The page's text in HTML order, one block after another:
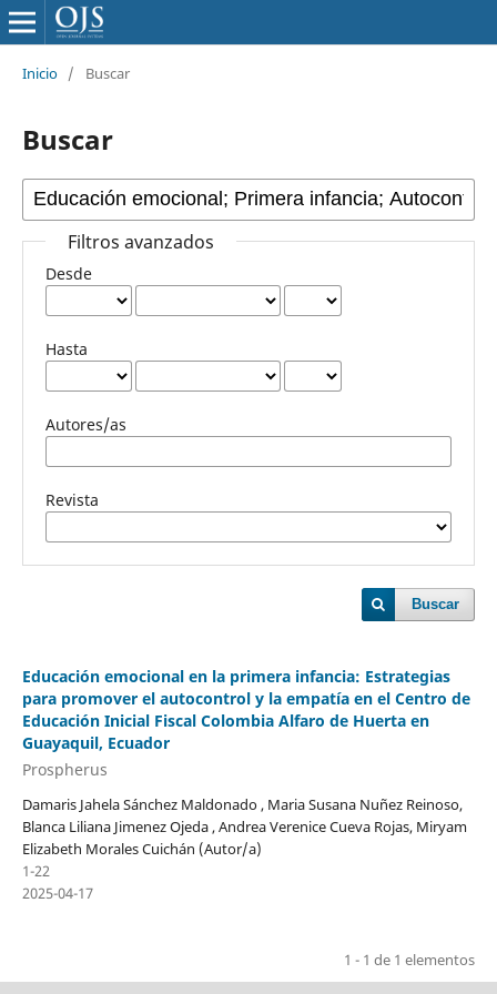
Inicio / Buscar
Buscar
Filtros avanzados
Desde
Hasta
Autores/as
Revista
Buscar
Educación emocional en la primera infancia: Estrategias
para promover el autocontrol y la empatía en el Centro de
Educación Inicial Fiscal Colombia Alfaro de Huerta en
Guayaquil, Ecuador
Prospherus
Damaris Jahela Sánchez Maldonado , Maria Susana Nuñez Reinoso,
Blanca Liliana Jimenez Ojeda , Andrea Verenice Cueva Rojas, Miryam
Elizabeth Morales Cuichán (Autor/a)
1-22
2025-04-17
1 - 1 de 1 elementos